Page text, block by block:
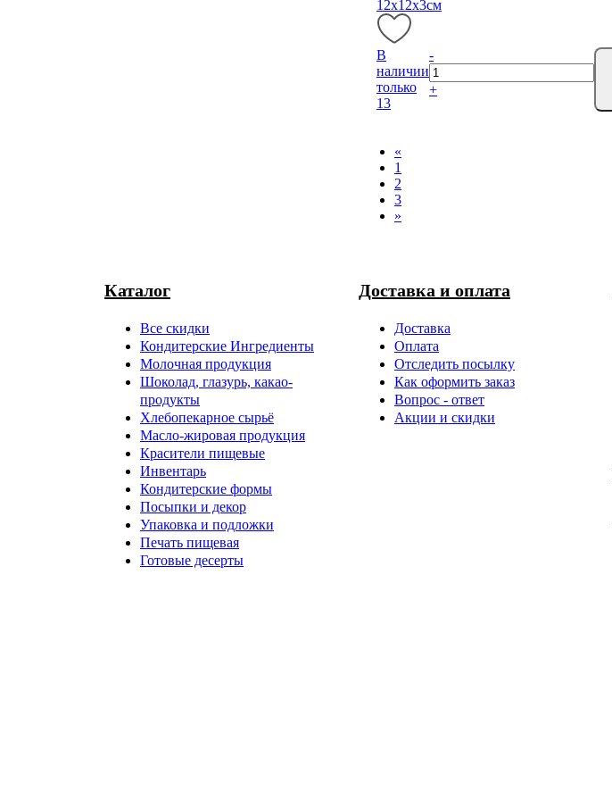
12х12х3см
В
наличии
только
13
-
+
«
1
2
3
»
Каталог
Все скидки
Кондитерские Ингредиенты
Молочная продукция
Шоколад, глазурь, какао-
продукты
Хлебопекарное сырьё
Масло-жировая продукция
Красители пищевые
Инвентарь
Кондитерские формы
Посыпки и декор
Упаковка и подложки
Печать пищевая
Готовые десерты
Доставка и оплата
Доставка
Оплата
Отследить посылку
Как оформить заказ
Вопрос - ответ
Акции и скидки